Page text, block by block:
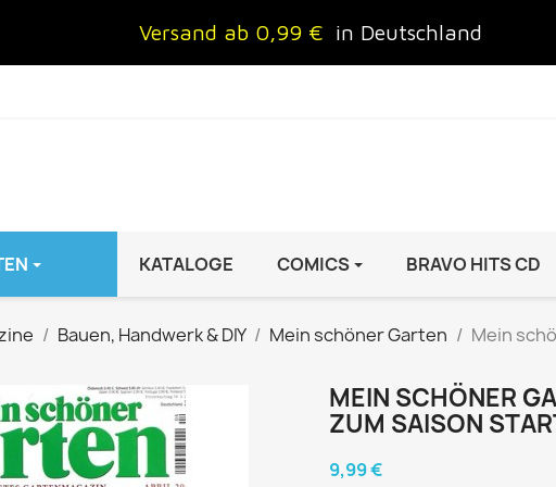
Versand ab 0,99 € in Deutschland
/ KIND
HipHop Special
Zeitschrift
FRAUEN AUTO & MOTOR
auto motor sport Archiv
Autoprospekte &
KATALOGE COMICS BRAVO HITS CD
Bauen, Handwerk & DIY Mein schöner Garten
Mein
MEIN SCHÖNER
ZUM SAISON
9,99 €